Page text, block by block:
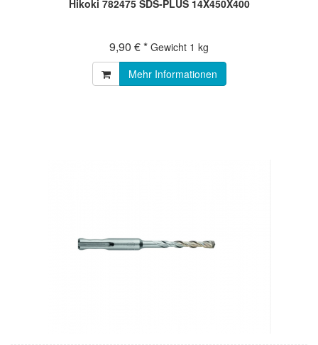
Hikoki 782475 SDS-PLUS 14X450X400
9,90 € * Gewicht 1 kg
Mehr Informationen